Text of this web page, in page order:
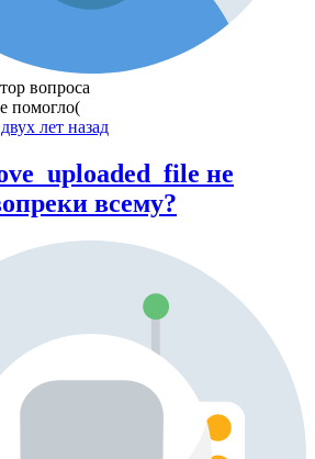
вопроса
помогло(
лет назад
не
всему?